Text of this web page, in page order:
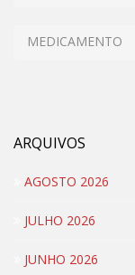
MEDICAMENTO
ARQUIVOS
AGOSTO 2026
JULHO 2026
JUNHO 2026